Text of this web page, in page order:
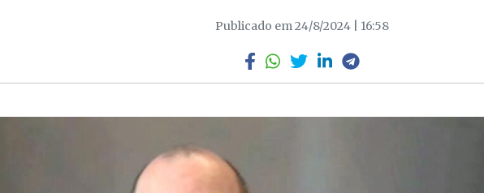
Publicado em 24/8/2024 | 16:58